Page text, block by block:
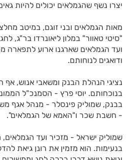
יצרו נשף שהגמלאים יכולים להיות
מאות הגמלאים ובני זוגם, במיטב
"סיטי טאוור" במלון ליאונרדו בר"ג,
ועד הגמלאים שארגנו ארוע לתפארה
ודואגים לנוחותם.
נציגי הנהלת הבנק ומשאבי אנוש, אף
בנוכחותם. יוסי פרץ - הסמנכ"ל
בבנק, שמוליק פינסלר - מנהל אגף
- חשבת שכר ו"האמא של הגמלאים".
שמוליק ישראל - מזכיר ועד
בנעימות. הוא מזמין את רונן גיאת